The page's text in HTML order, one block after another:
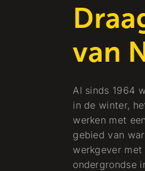
van
Al sinds 1964
in de winter,
werken met
gebied van
werkgever met
ondergrondse